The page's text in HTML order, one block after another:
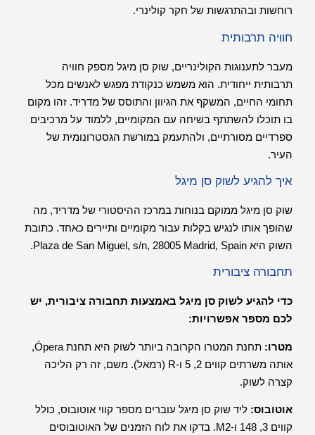
רוחשות ובהתרגשות של חקר קולינרי.
חוויה תרבותית
מעבר לתענוגות הקולינריים, שוק סן מיגל מספק חוויה
תרבותית ייחודית. הוא משמש כנקודת מפגש לאנשים מכל
תחומי החיים, המשקף את הגיוון והתוסס של מדריד. זהו מקום
בו תוכלו להשתתף בשיחה עם המקומיים, ללמוד על מרכיבים
ספרדיים מסורתיים, ולהתעמק במורשת הגסטרונומית של
העיר.
איך להגיע לשוק סן מיגל
שוק סן מיגל ממוקם בנוחות במרכז ההיסטורי של מדריד, מה
שהופך אותו לנגיש בקלות עבור מקומיים ותיירים כאחד. כתובת
השוק היא Plaza de San Miguel, s/n, 28005 Madrid, Spain.
תחבורה ציבורית
כדי להגיע לשוק סן מיגל באמצעות תחבורה ציבורית, יש
לכם מספר אפשרויות:
מטרו:
תחנת המטרו הקרובה ביותר לשוק היא תחנת Ópera,
אותה משרתים קווים 2, 5 ו-R (רמאל). משם, זה רק הליכה
קצרה לשוק.
אוטובוס: ליד שוק סן מיגל עוברים מספר קווי אוטובוס, כולל
קווים 3, 148 ו-M2. בדקו את לוח הזמנים של האוטובוסים